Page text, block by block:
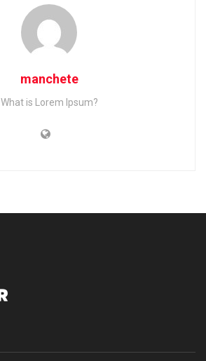
manchete
What is Lorem Ipsum?